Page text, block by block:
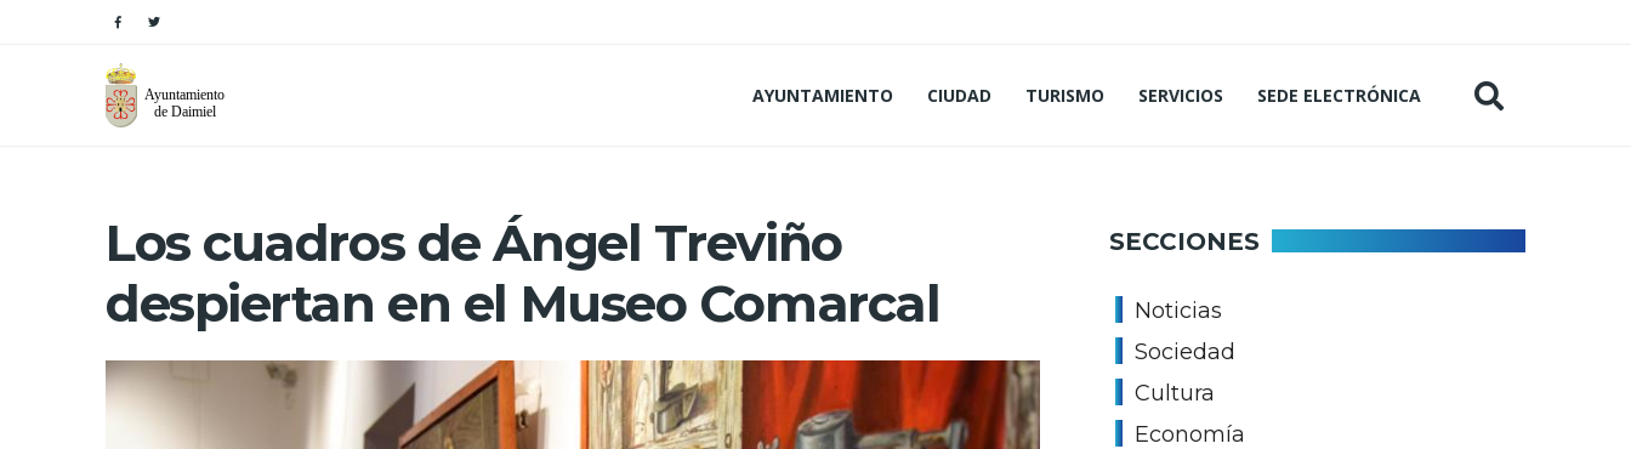
AYUNTAMIENTO CIUDAD TURISMO SERVICIOS SEDE ELECTRÓNICA
Los cuadros de Ángel Treviño
despiertan en el Museo Comarcal
SECCIONES
Noticias
Sociedad
Cultura
Economía